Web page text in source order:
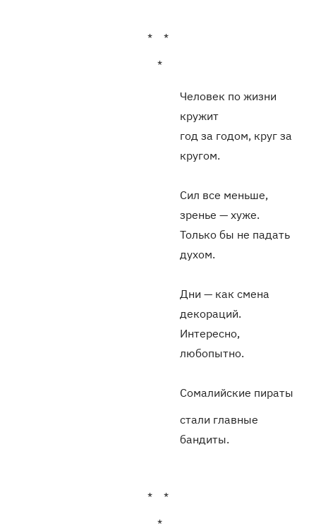
* *
*
Человек по жизни
кружит
год за годом, круг за
кругом.
Сил все меньше,
зренье — хуже.
Только бы не падать
духом.
Дни — как смена
декораций.
Интересно,
любопытно.
Сомалийские пираты
стали главные
бандиты.
* *